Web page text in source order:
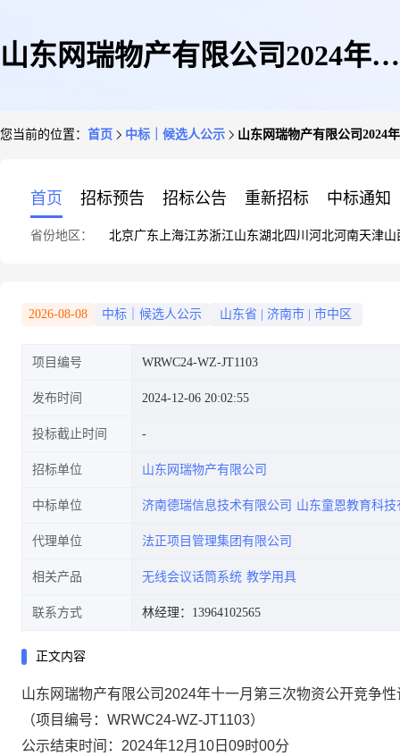
山东网瑞物产有限公司2024年十
您当前的位置： 首页 中标｜候选人公示 山东网瑞物产有限公司2024
首页 招标预告 招标公告 重新招标 中标通知
省份地区： 北京广东 上海江苏浙江山东湖北四川 河北河南天津山
2026-08-08 中标｜候选人公示 山东省 济南市 市中区
项目编号 WRWC24-WZ-JT1103
发布时间 2024-12-06 20:02:55
投标截止时间
招标单位 山东网瑞物产有限公司
中标单位 济南德瑞信息技术有限公司 山东童恩教育科技
代理单位 法正项目管理集团有限公司
相关产品 无线会议话筒系统 教学用具
联系方式 林经理：13964102565
正文内容
山东网瑞物产有限公司2024年十一月第三次物资公开竞争
（项目编号 ： WRWC24-WZ-JT1103）
公示结束时间：2024年12月10日09时00分